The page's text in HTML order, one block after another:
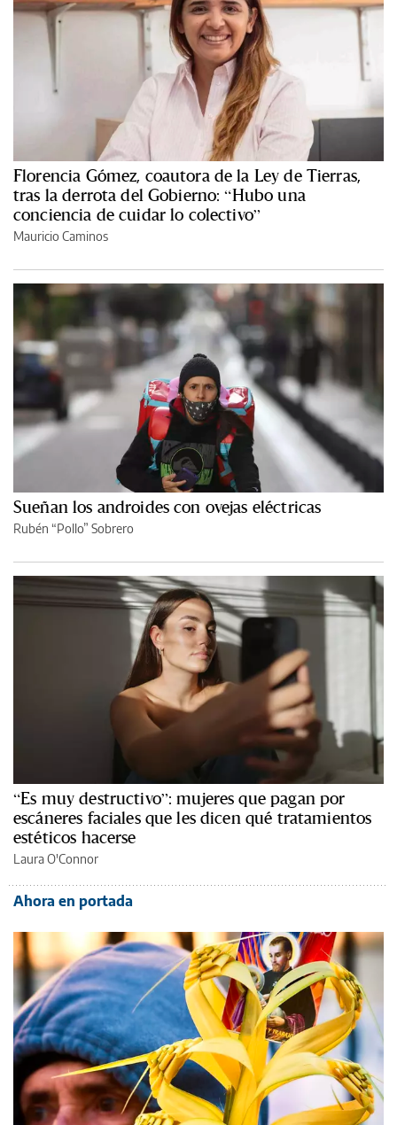
Florencia Gómez, coautora de la Ley de Tierras,
tras la derrota del Gobierno: “Hubo una
conciencia de cuidar lo colectivo”
Mauricio Caminos
Sueñan los androides con ovejas eléctricas
Rubén “Pollo” Sobrero
“Es muy destructivo”: mujeres que pagan por
escáneres faciales que les dicen qué tratamientos
estéticos hacerse
Laura O'Connor
Ahora en portada